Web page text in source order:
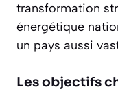
transformation
énergétique
un pays aussi
Les objectifs